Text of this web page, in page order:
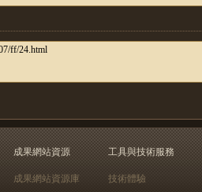
成果網站資源
成果網站資源庫
工具與技術服務
技術體驗